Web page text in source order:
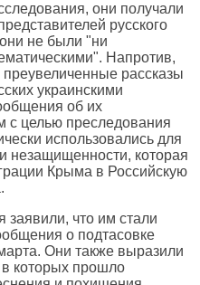
они получали
русского
не были "ни
Напротив,
преувеличенные рассказы
украинскими
об их
с целью преследования
использовались для
незащищенности, которая
Крыма в Российскую
заявили, что им стали
о подтасовке
Они также выразили
в которых прошло